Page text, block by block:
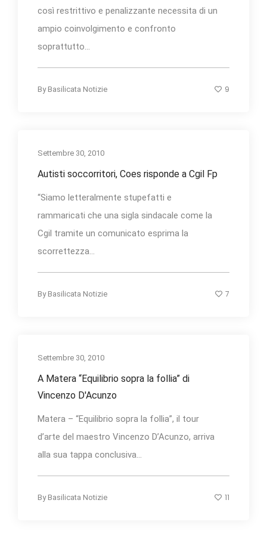
così restrittivo e penalizzante necessita di un
ampio coinvolgimento e confronto
soprattutto...
By Basilicata Notizie 9
Settembre 30, 2010
Autisti soccorritori, Coes risponde a Cgil Fp
“Siamo letteralmente stupefatti e
rammaricati che una sigla sindacale come la
Cgil tramite un comunicato esprima la
scorrettezza...
By Basilicata Notizie 7
Settembre 30, 2010
A Matera “Equilibrio sopra la follia” di
Vincenzo D'Acunzo
Matera – “Equilibrio sopra la follia”, il tour
d’arte del maestro Vincenzo D’Acunzo, arriva
alla sua tappa conclusiva...
By Basilicata Notizie 11